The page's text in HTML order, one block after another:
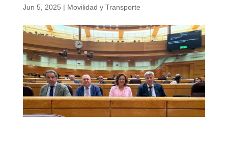
Jun 5, 2025 | Movilidad y Transporte